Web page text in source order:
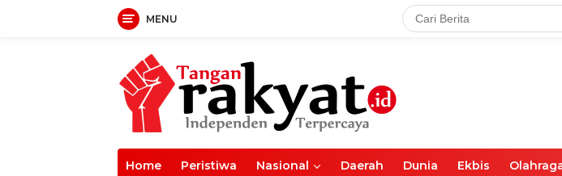
MENU
Home Peristiwa Nasional Daerah Dunia Ekbis